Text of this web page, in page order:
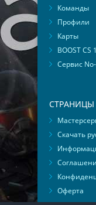
Команды
Профили
Карты
BOOST CS
Сервис
СТРАНИЦЫ
Скачать
Оферта